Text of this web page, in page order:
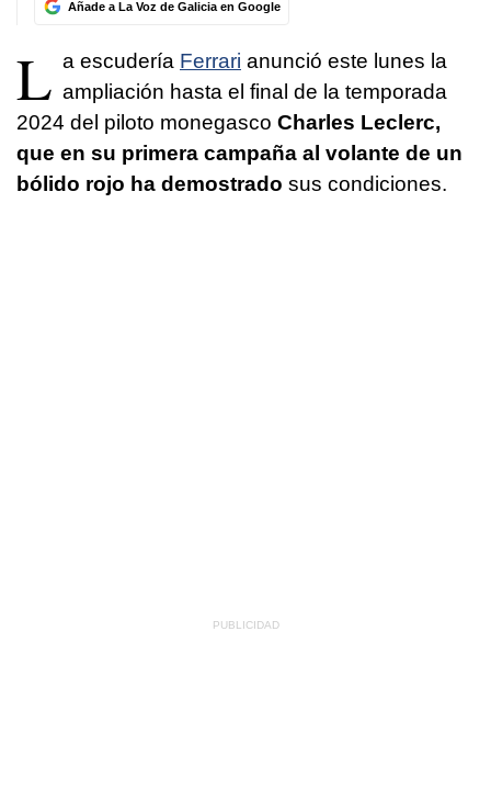
Añade a La Voz de Galicia en Google
L a escudería Ferrari anunció este lunes la
ampliación hasta el final de la temporada
2024 del piloto monegasco Charles Leclerc,
que en su primera campaña al volante de un
bólido rojo ha demostrado sus condiciones.